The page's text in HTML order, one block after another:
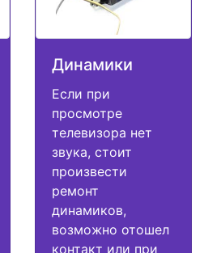
Динамики
Если при
просмотре
телевизора нет
звука, стоит
произвести
ремонт
динамиков,
возможно отошел
контакт или при